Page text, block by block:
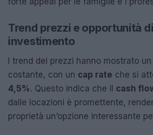
Trend prezzi e opportunità di
investimento
I trend dei prezzi hanno mostrato
costante, con un cap rate che si
4,5%. Questo indica che il cash
dalle locazioni è promettente,
proprietà un’opzione interessante